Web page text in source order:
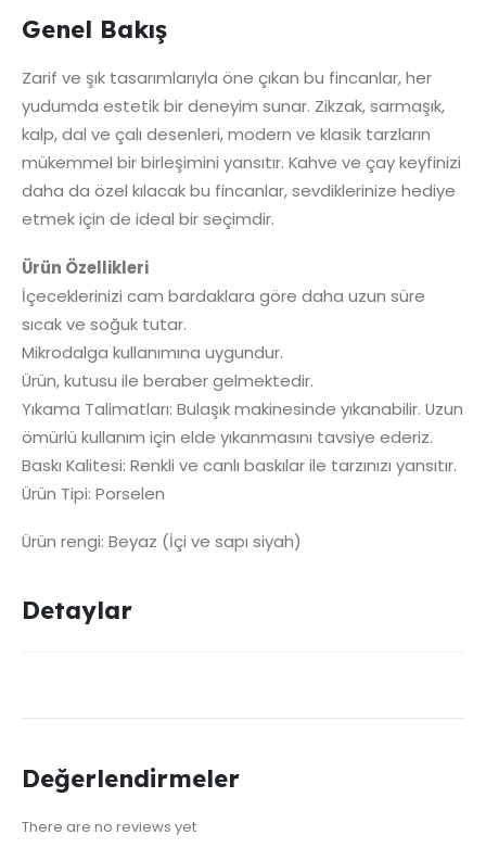
Genel Bakış
Zarif ve şık tasarımlarıyla öne çıkan bu fincanlar, her
yudumda estetik bir deneyim sunar. Zikzak, sarmaşık,
kalp, dal ve çalı desenleri, modern ve klasik tarzların
mükemmel bir birleşimini yansıtır. Kahve ve çay keyfinizi
daha da özel kılacak bu fincanlar, sevdiklerinize hediye
etmek için de ideal bir seçimdir.
Ürün Özellikleri
İçeceklerinizi cam bardaklara göre daha uzun süre
sıcak ve soğuk tutar.
Mikrodalga kullanımına uygundur.
Ürün, kutusu ile beraber gelmektedir.
Yıkama Talimatları: Bulaşık makinesinde yıkanabilir. Uzun
ömürlü kullanım için elde yıkanmasını tavsiye ederiz.
Baskı Kalitesi: Renkli ve canlı baskılar ile tarzınızı yansıtır.
Ürün Tipi: Porselen
Ürün rengi: Beyaz (İçi ve sapı siyah)
Detaylar
Değerlendirmeler
There are no reviews yet